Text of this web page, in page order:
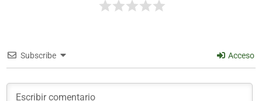
Subscribe Acceso